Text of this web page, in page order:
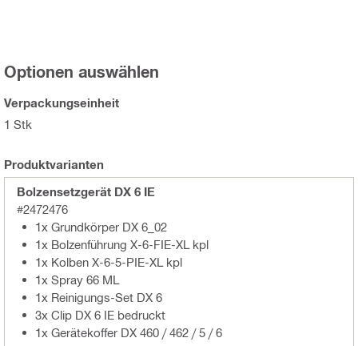
Optionen auswählen
Verpackungseinheit
1 Stk
Produktvarianten
Bolzensetzgerät DX 6 IE
#2472476
1x Grundkörper DX 6_02
1x Bolzenführung X-6-FIE-XL kpl
1x Kolben X-6-5-PIE-XL kpl
1x Spray 66 ML
1x Reinigungs-Set DX 6
3x Clip DX 6 IE bedruckt
1x Gerätekoffer DX 460 / 462 / 5 / 6